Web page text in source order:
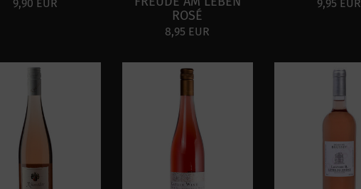
9,90 EUR
ROSÉ
8,95 EUR
9,95 EUR